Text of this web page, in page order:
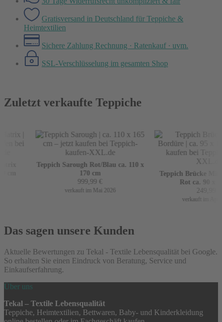
Gratisversand in Deutschland für Teppiche &
Heimtextilien
Sichere Zahlung Rechnung · Ratenkauf · uvm.
SSL-Verschlüsselung im gesamten Shop
Zuletzt verkaufte Teppiche
Teppich Sarough Rot/Blau ca. 110 x
170 cm
999,99€
verkauft im Mai 2026
Teppich Brücke Mir
Rot ca. 90 x
249,99
verkauft im April
Das sagen unsere Kunden
Aktuelle Bewertungen zu Tekal - Textile Lebensqualität bei Google.
So erhalten Sie einen Eindruck von Beratung, Service und
Einkaufserfahrung.
Über uns
Tekal – Textile Lebensqualität
Teppiche, Heimtextilien, Bettwaren, Baby- und Kinderkleidung